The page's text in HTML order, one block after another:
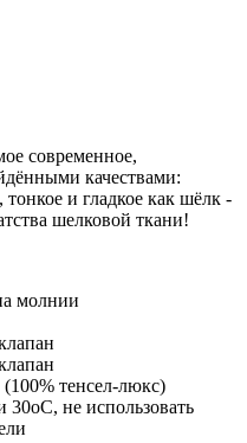
современное,
качествами:
и гладкое как шёлк -
шелковой ткани!
молнии
тенсел-люкс)
30оС, не использовать